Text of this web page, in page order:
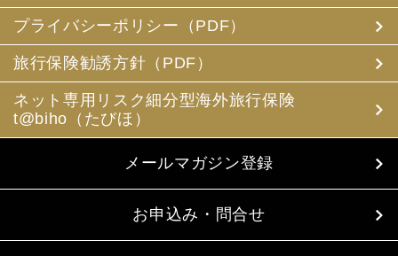
プライバシーポリシー（PDF）
旅行保険勧誘方針（PDF）
ネット専用リスク細分型海外旅行保険
t@biho（たびほ）
メールマガジン登録
お申込み・問合せ